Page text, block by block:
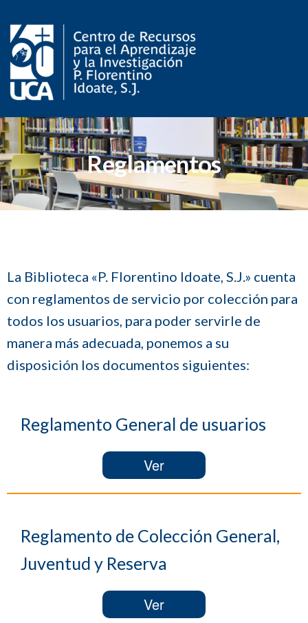
Reglamentos
La Biblioteca «P. Florentino Idoate, S.J.» cuenta
con reglamentos de servicio por colección para
todos los usuarios, para poder servirle de
manera más adecuada, ponemos a su
disposición los documentos siguientes:
Reglamento General de usuarios
Ver
Reglamento de Colección General,
Juventud y Reserva
Ver